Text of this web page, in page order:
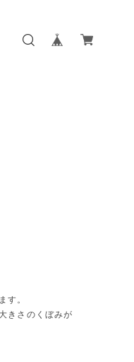
す。
きさのくぼみが